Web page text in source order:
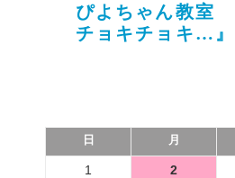
ぴよちゃん教室
チョキチョキ…』
日 月
1 2